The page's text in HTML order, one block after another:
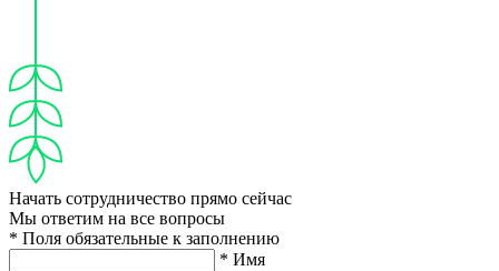
Начать сотрудничество прямо сейчас
Мы ответим на все вопросы
* Поля обязательные к заполнению
* Имя